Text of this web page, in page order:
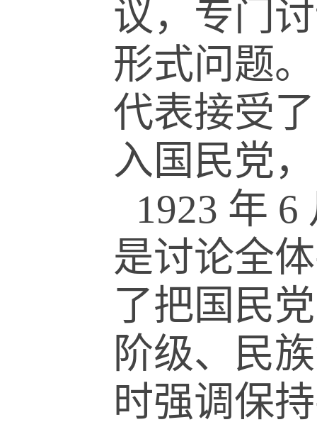
议，专门
形式问题
代表接受
入国民党
1923 年 6
是讨论全
了把国民
阶级、民
时强调保